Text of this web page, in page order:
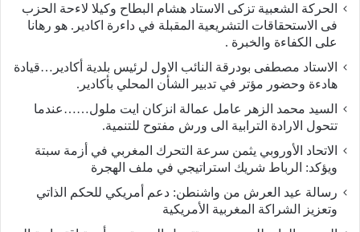
الحركة الشعبية تزكى الاستاد هشام البطاح وكيلا لاءحة الحزب
فى الاستحقاقات التشريعية المقبلة في داءرة اكادير. هو رهانا
على الكفاءة والخبرة .
الاستاد مصطفى بودرقة النائب الاول لرئيس بلدية أكادير…قيادة
هادءة وحضور مؤتر في تدبير الشأن المحلي بأكادير.
السيد محمد الزهر عامل عمالة انزكان ايت ملول……عندما
تتحول الارادة الترابية الى ورش مفتوح للتنمية.
الاتحاد الأوروبي يثمن سرعة التحرك المغربي في أزمة سبتة
ويؤكد: الرباط شريك استراتيجي في ملف الهجرة
رسالة عيد العرش من واشنطن: دعم أمريكي للحكم الذاتي
وتعزيز الشراكة المغربية الأمريكية